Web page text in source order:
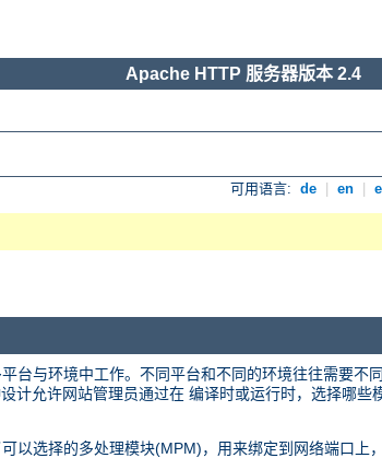
Apache HTTP 服务器版本 2.4
可用语言: de en
台与环境中工作。不同平台和不同的环境往往需要不
允许网站管理员通过在 编译时或运行时，选择哪些
以选择的多处理模块(MPM)，用来绑定到网络端口上